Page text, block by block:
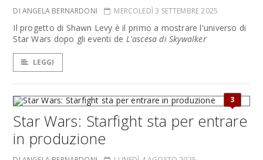
DI ANGELA BERNARDONI MERCOLEDÌ 3 SETTEMBRE 2025
Il progetto di Shawn Levy è il primo a mostrare l'universo di
Star Wars dopo gli eventi de L'ascesa di Skywalker
LEGGI
3
Star Wars: Starfight sta per entrare
in produzione